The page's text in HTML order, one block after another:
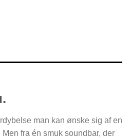
man kan ønske sig af ​​en
fra én smuk soundbar, der